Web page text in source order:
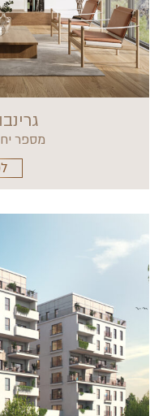
גרינבוים,
מספר יחידות
לפרטים